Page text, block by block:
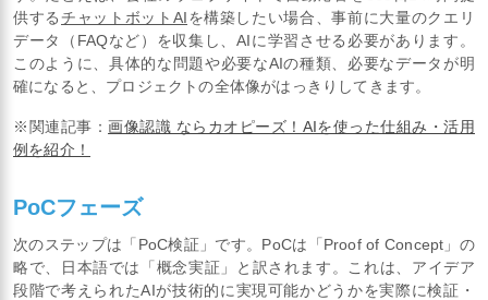
供するチャットボットAIを構築したい場合、事前に大量のクエリ
データ（FAQなど）を収集し、AIに学習させる必要があります。
このように、具体的な問題や必要なAIの種類、必要なデータが明
確になると、プロジェクトの全体像がはっきりしてきます。
※関連記事：画像認識 ならカオピーズ！AIを使った仕組み・活用
例を紹介！
PoCフェーズ
次のステップは「PoC検証」です。PoCは「Proof of Concept」の
略で、日本語では「概念実証」と訳されます。これは、アイデア
段階で考えられたAIが技術的に実現可能かどうかを実際に検証・